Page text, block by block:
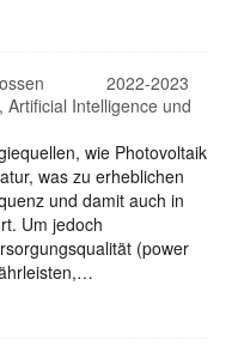
2022-2023
Intelligence und
wie Photovoltaik
was zu erheblichen
und damit auch in
Um jedoch
(power